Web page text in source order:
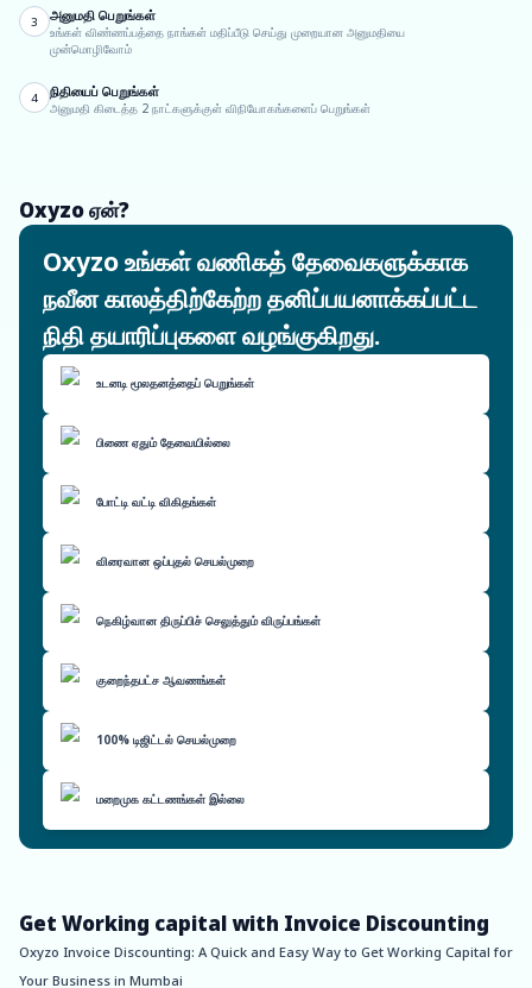
3 அனுமதி பெறுங்கள்
உங்கள் விண்ணப்பத்தை நாங்கள் மதிப்பீடு செய்து முறையான அனுமதியை
முன்மொழிவோம்
4 நிதியைப் பெறுங்கள்
அனுமதி கிடைத்த 2 நாட்களுக்குள் விநியோகங்களைப் பெறுங்கள்
Oxyzo ஏன்?
Oxyzo உங்கள் வணிகத் தேவைகளுக்காக
நவீன காலத்திற்கேற்ற தனிப்பயனாக்கப்பட்ட
நிதி தயாரிப்புகளை வழங்குகிறது.
உடனடி மூலதனத்தைப் பெறுங்கள்
பிணை ஏதும் தேவையில்லை
போட்டி வட்டி விகிதங்கள்
விரைவான ஒப்புதல் செயல்முறை
நெகிழ்வான திருப்பிச் செலுத்தும் விருப்பங்கள்
குறைந்தபட்ச ஆவணங்கள்
100% டிஜிட்டல் செயல்முறை
மறைமுக கட்டணங்கள் இல்லை
Get Working capital with Invoice Discounting
Oxyzo Invoice Discounting: A Quick and Easy Way to Get Working Capital for
Your Business in Mumbai